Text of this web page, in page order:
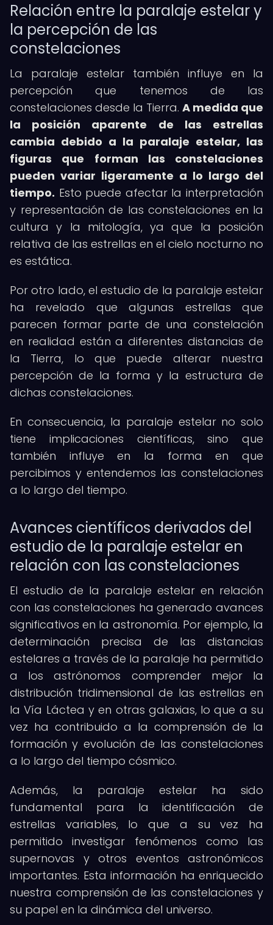
Relación entre la paralaje estelar y
la percepción de las
constelaciones
La paralaje estelar también influye en la
percepción que tenemos de las
constelaciones desde la Tierra. A medida que
la posición aparente de las estrellas
cambia debido a la paralaje estelar, las
figuras que forman las constelaciones
pueden variar ligeramente a lo largo del
tiempo. Esto puede afectar la interpretación
y representación de las constelaciones en la
cultura y la mitología, ya que la posición
relativa de las estrellas en el cielo nocturno no
es estática.
Por otro lado, el estudio de la paralaje estelar
ha revelado que algunas estrellas que
parecen formar parte de una constelación
en realidad están a diferentes distancias de
la Tierra, lo que puede alterar nuestra
percepción de la forma y la estructura de
dichas constelaciones.
En consecuencia, la paralaje estelar no solo
tiene implicaciones científicas, sino que
también influye en la forma en que
percibimos y entendemos las constelaciones
a lo largo del tiempo.
Avances científicos derivados del
estudio de la paralaje estelar en
relación con las constelaciones
El estudio de la paralaje estelar en relación
con las constelaciones ha generado avances
significativos en la astronomía. Por ejemplo, la
determinación precisa de las distancias
estelares a través de la paralaje ha permitido
a los astrónomos comprender mejor la
distribución tridimensional de las estrellas en
la Vía Láctea y en otras galaxias, lo que a su
vez ha contribuido a la comprensión de la
formación y evolución de las constelaciones
a lo largo del tiempo cósmico.
Además, la paralaje estelar ha sido
fundamental para la identificación de
estrellas variables, lo que a su vez ha
permitido investigar fenómenos como las
supernovas y otros eventos astronómicos
importantes. Esta información ha enriquecido
nuestra comprensión de las constelaciones y
su papel en la dinámica del universo.